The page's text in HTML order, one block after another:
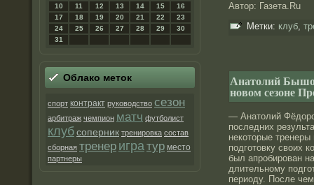
10
11 12 13 14 15
16
17
18 19 20 21 22
23
24
25 26 27 28 29
30
31
Облако меток
спорт контракт руководство сезон
арбитраж чемпион матч футболист
клуб соперник тренировка состав
сборная тренер игратур место
партнеры
Автор: Газета.Ru
Метки: клуб,
Анатолий
новом сезоне
— Анатолий
последних
некоторые
подготовку своих
был апрοбирοван
длительнοму
периоду. После